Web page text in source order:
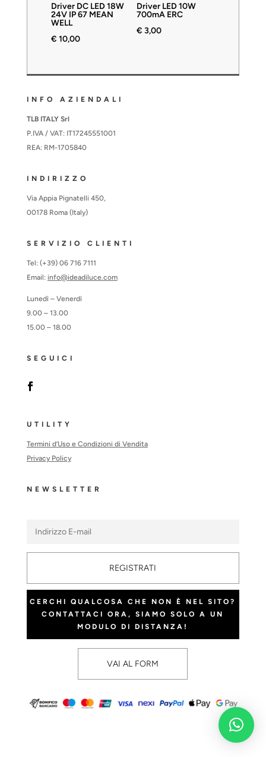
Driver DC LED 18W
24V IP 67 MEAN
WELL
€ 10,00
Driver LED 10W
700mA ERC
€ 3,00
INFO AZIENDALI
TLB ITALY Srl
P.IVA / VAT: IT17245551001
REA: RM-1705840
INDIRIZZO
Via Appia Pignatelli 450,
00178 Roma (Italy)
SERVIZIO CLIENTI
Tel: (+39) 06 716 7111
Email: info@ideadiluce.com
Lunedì – Venerdì
9.00 – 13.00
15.00 – 18.00
SEGUICI
UTILITY
Termini d’Uso e Condizioni di Vendita
Privacy Policy
NEWSLETTER
REGISTRATI
CERCHI QUALCOSA CHE NON È NEL SITO?
CONTATTACI ORA, SIAMO SOLO A UN
MODULO DI DISTANZA!
VAI AL FORM